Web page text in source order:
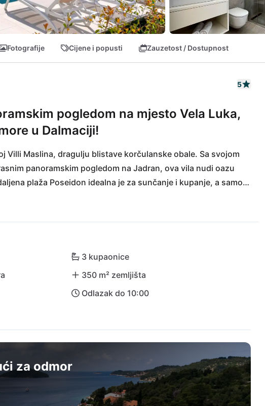
Fotografije Cijene i popusti Zauzetost / Dostupnost
5
pogledom na mjesto Vela Luka,
u Dalmaciji!
Villi Maslina, dragulju blistave korčulanske obale. Sa svojom
panoramskim pogledom na Jadran, ova vila nudi oazu
plaža Poseidon idealna je za sunčanje i kupanje, a samo
u domaćim delicijama u obližnjim restoranima. Otkrijte
lučkom atmosferom ili se uputite u netaknute krajolike
izvan utabanih staza. Bilo da se radi o opuštajućim danima
– Villa Maslina je vaša savršena kuća za odmor pod
3 kupaonice
350 m² zemljišta
Odlazak do 10:00
za odmor